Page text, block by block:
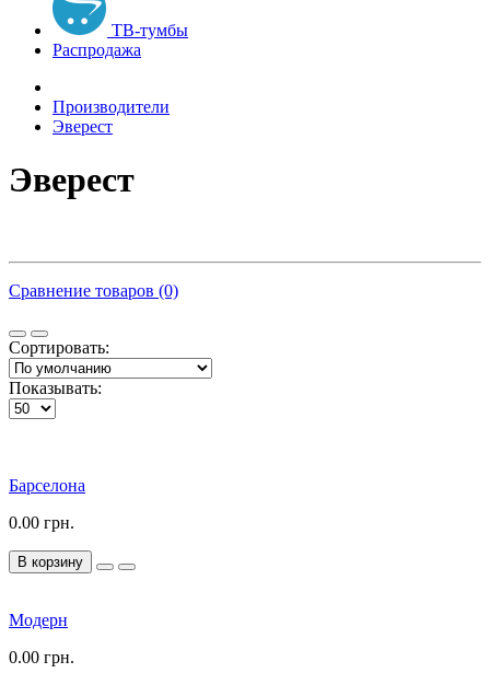
ТВ-тумбы
Распродажа
Производители
Эверест
Эверест
Сравнение товаров (0)
Сортировать:
Показывать:
Барселона
0.00 грн.
В корзину
Модерн
0.00 грн.